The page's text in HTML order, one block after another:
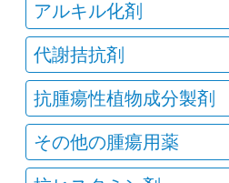
アルキル化剤
代謝拮抗剤
抗腫瘍性植物成分製剤
その他の腫瘍用薬